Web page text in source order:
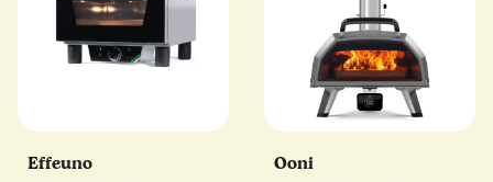
Effeuno Ooni